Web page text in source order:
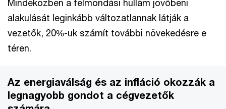
Mindeközben a felmondási hullám jövőbeni
alakulását leginkább változatlannak látják a
vezetők, 20%-uk számít további növekedésre e
téren.
Az energiaválság és az infláció okozzák a
legnagyobb gondot a cégvezetők